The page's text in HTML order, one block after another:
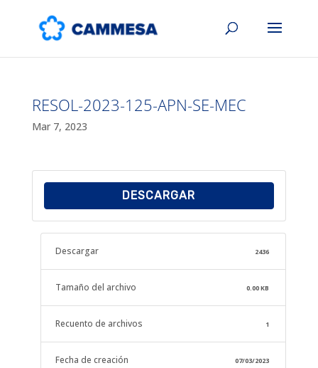
RESOL-2023-125-APN-SE-MEC
Mar 7, 2023
DESCARGAR
Descargar 2436
Tamaño del archivo 0.00 KB
Recuento de archivos 1
Fecha de creación 07/03/2023